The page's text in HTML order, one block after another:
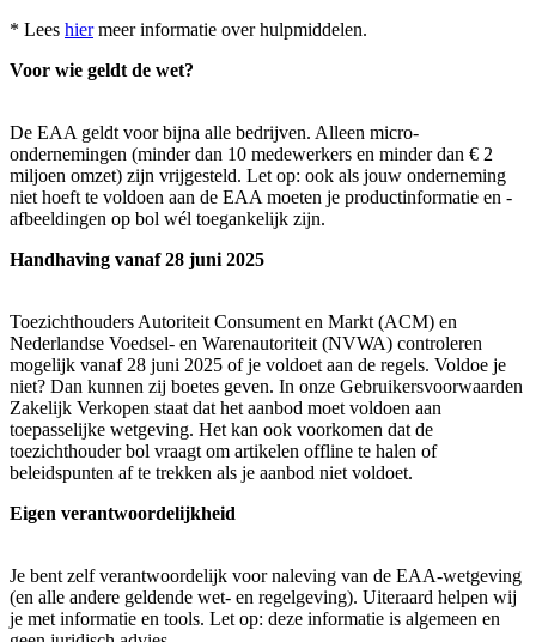
* Lees hiermeer informatie over hulpmiddelen.
Voor wie geldt de wet?
De EAA geldt voor bijna alle bedrijven. Alleen micro-
ondernemingen (minder dan 10 medewerkers en minder dan € 2
miljoen omzet) zijn vrijgesteld. Let op: ook als jouw onderneming
niet hoeft te voldoen aan de EAA moeten je productinformatie en -
afbeeldingen op bol wél toegankelijk zijn.
Handhaving vanaf 28 juni 2025
Toezichthouders Autoriteit Consument en Markt (ACM) en
Nederlandse Voedsel- en Warenautoriteit (NVWA) controleren
mogelijk vanaf 28 juni 2025 of je voldoet aan de regels. Voldoe je
niet? Dan kunnen zij boetes geven. In onze Gebruikersvoorwaarden
Zakelijk Verkopen staat dat het aanbod moet voldoen aan
toepasselijke wetgeving. Het kan ook voorkomen dat de
toezichthouder bol vraagt om artikelen offline te halen of
beleidspunten af te trekken als je aanbod niet voldoet.
Eigen verantwoordelijkheid
Je bent zelf verantwoordelijk voor naleving van de EAA-wetgeving
(en alle andere geldende wet- en regelgeving). Uiteraard helpen wij
je met informatie en tools. Let op: deze informatie is algemeen en